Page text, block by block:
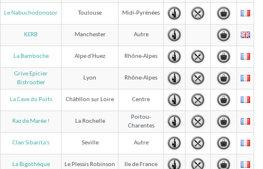
Le Nabuchodonosor Toulouse Midi-Pyrénées
KERB Manchester Autre
La Bamboche Alpe d'Huez Rhône-Alpes
Grive Epicier
Bistrootier
Lyon Rhône-Alpes
La Cave du Puits Châtillon sur Loire Centre
Raz de Marée ! La Rochelle
Poitou-
Charentes
Clan Sibarita's Seville Autre
La Bigothèque Le Plessis Robinson Ile de France